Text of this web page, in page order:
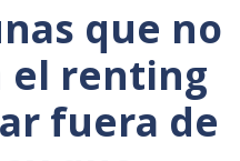
que no
el renting
fuera de